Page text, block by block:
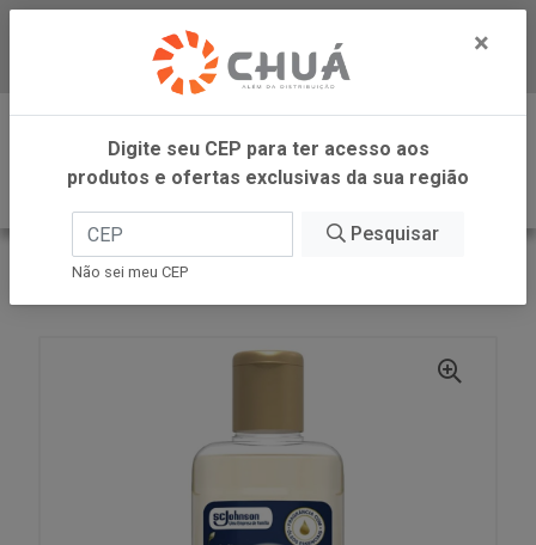
Baixe já nosso APP
0
INÍCIO
SC JOHNSON
×
Digite seu CEP para ter acesso aos
produtos e ofertas exclusivas da sua região
Pesquisar
Não sei meu CEP